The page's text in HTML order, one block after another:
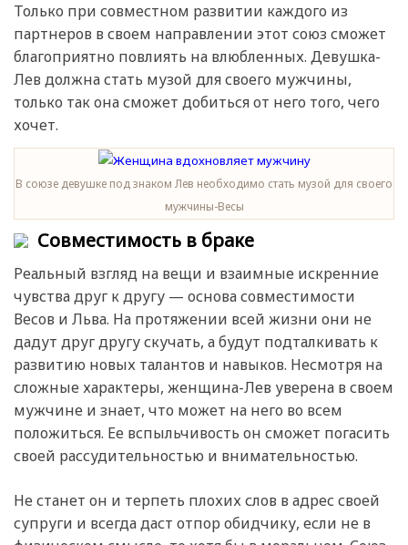
Только при совместном развитии каждого из
партнеров в своем направлении этот союз сможет
благоприятно повлиять на влюбленных. Девушка-
Лев должна стать музой для своего мужчины,
только так она сможет добиться от него того, чего
хочет.
В союзе девушке под знаком Лев необходимо стать музой для своего
мужчины-Весы
Совместимость в браке
Реальный взгляд на вещи и взаимные искренние
чувства друг к другу — основа совместимости
Весов и Льва. На протяжении всей жизни они не
дадут друг другу скучать, а будут подталкивать к
развитию новых талантов и навыков. Несмотря на
сложные характеры, женщина-Лев уверена в своем
мужчине и знает, что может на него во всем
положиться. Ее вспыльчивость он сможет погасить
своей рассудительностью и внимательностью.
Не станет он и терпеть плохих слов в адрес своей
супруги и всегда даст отпор обидчику, если не в